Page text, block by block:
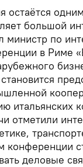
остаётся
большой
министр по
в Риме
итальянских
отметили
конференции
деловые